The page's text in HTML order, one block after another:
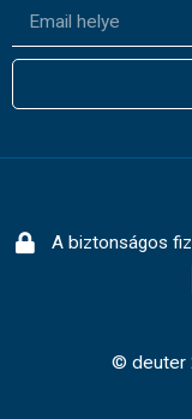
A biztonságos
© deuter